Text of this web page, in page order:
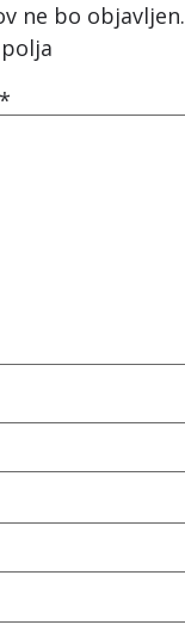
ne bo objavljen.
*